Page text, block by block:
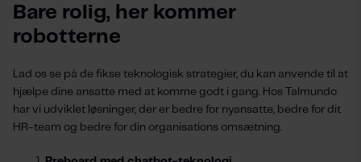
Bare rolig, her kommer
robotterne
Lad os se på de fikse teknologisk strategier, du kan anvende til at
hjælpe dine ansatte med at komme godt i gang. Hos Talmundo
har vi udviklet løsninger, der er bedre for nyansatte, bedre for dit
HR-team og bedre for din organisations omsætning.